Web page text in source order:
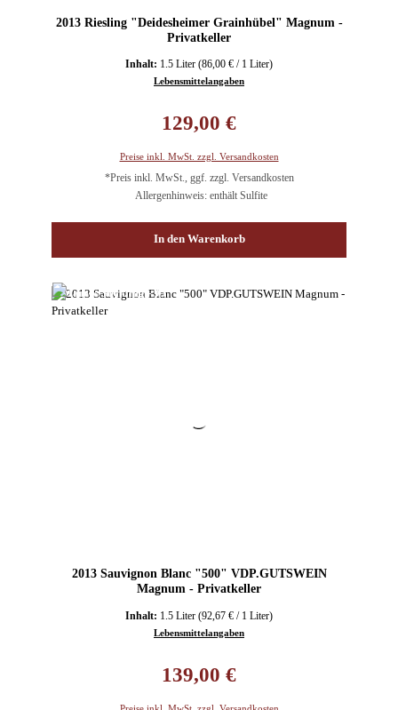
2013 Riesling "Deidesheimer Grainhübel" Magnum -
Privatkeller
Inhalt: 1.5 Liter (86,00 € / 1 Liter)
Lebensmittelangaben
129,00 €
Preise inkl. MwSt. zzgl. Versandkosten
*Preis inkl. MwSt., ggf. zzgl. Versandkosten
Allergenhinweis: enthält Sulfite
In den Warenkorb
2013 Sauvignon Blanc "500" VDP.GUTSWEIN
Magnum - Privatkeller
Inhalt: 1.5 Liter (92,67 € / 1 Liter)
Lebensmittelangaben
139,00 €